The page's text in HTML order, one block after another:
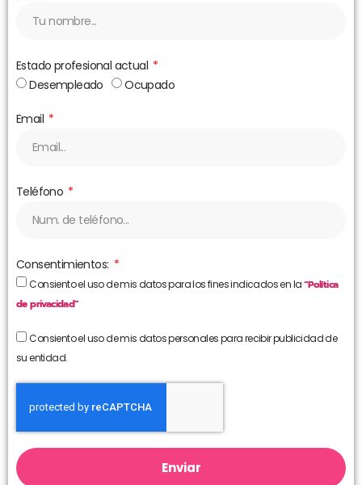
Estado profesional actual
Desempleado
Ocupado
Email
Teléfono
Consentimientos:
Consiento el uso de mis datos para los fines indicados en la“Política
de privacidad”
Consiento el uso de mis datos personales para recibir publicidad de
su entidad.
Enviar